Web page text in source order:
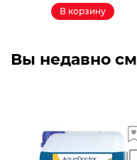
В корзину
Вы недавно